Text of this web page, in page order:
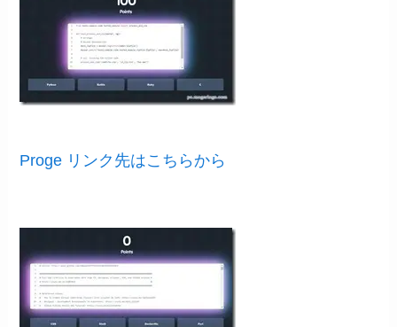
Proge リンク先はこちらから